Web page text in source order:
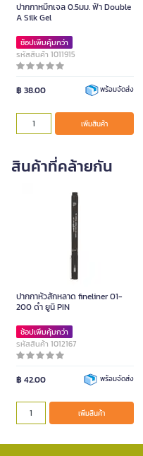
ปากกาหมึกเจล 0.5มม. ฟ้า Double
A Silk Gel
ช้อปเพิ่มคุ้มกว่า
รหัสสินค้า 1011915
฿ 38.00 พร้อมจัดส่ง
เพิ่มสินค้า
สินค้าที่คล้ายกัน
ปากกาหัวสักหลาด fineliner 01-
200 ดำ ยูนิ PIN
ช้อปเพิ่มคุ้มกว่า
รหัสสินค้า 1012167
฿ 42.00 พร้อมจัดส่ง
เพิ่มสินค้า